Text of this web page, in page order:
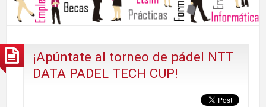
¡Apúntate al torneo de pádel NTT
DATA PADEL TECH CUP!